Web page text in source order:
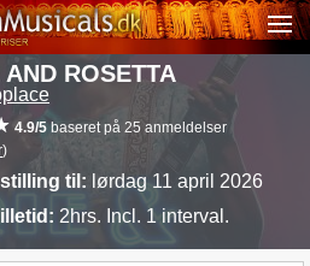
ROSETTA
4.9/5 baseret på 25 anmeldelser
)
til: lørdag 11 april 2026
2hrs. Incl. 1 interval.